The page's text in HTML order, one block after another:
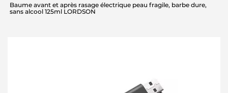
Baume avant et après rasage électrique peau fragile, barbe dure,
sans alcool 125ml LORDSON